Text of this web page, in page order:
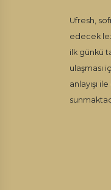
Ufresh,
edecek
ilk günkü
ulaşması
anlayışı